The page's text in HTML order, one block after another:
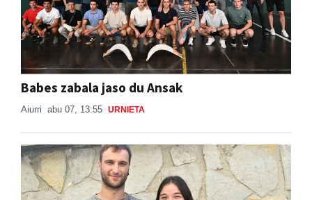
Babes zabala jaso du Ansak
Aiurri abu 07, 13:55 URNIETA